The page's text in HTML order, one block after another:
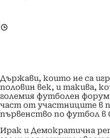
Държави, които не са
половин век, и такива,
големия футболен
част от участниците в
първенство по футбол в
Ирак и Демократична